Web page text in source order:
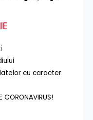
cu caracter
CORONAVIRUS!